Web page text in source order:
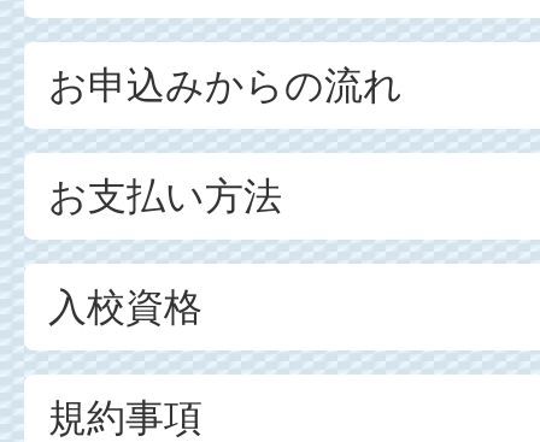
お申込みからの流れ
お支払い方法
入校資格
規約事項